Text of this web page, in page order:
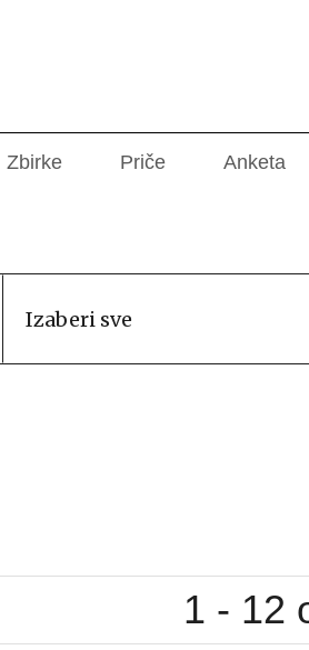
Zbirke Priče Anketa
Izaberi sve
1 - 12